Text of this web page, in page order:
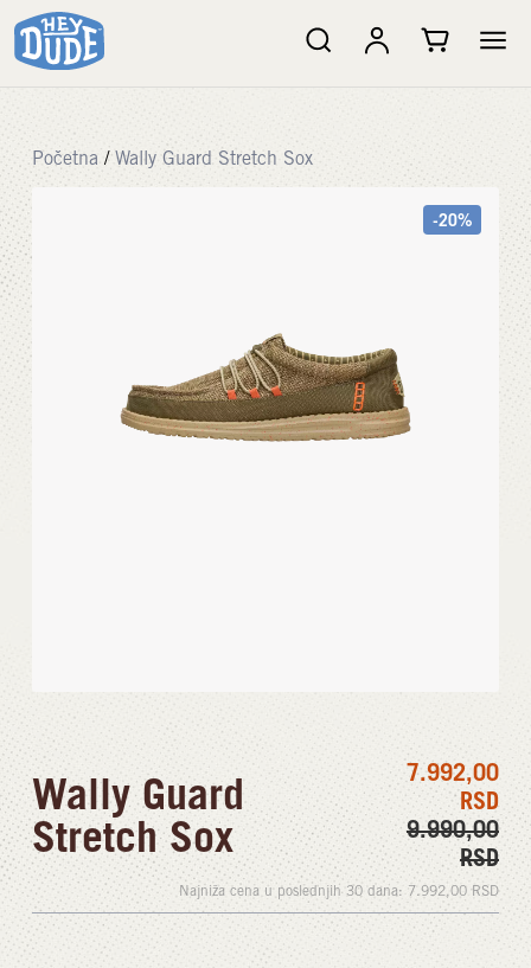
Početna / Wally Guard Stretch Sox
-20%
Wally Guard
Stretch Sox
7.992,00
RSD
9.990,00
RSD
Najniža cena u poslednjih 30 dana: 7.992,00RSD